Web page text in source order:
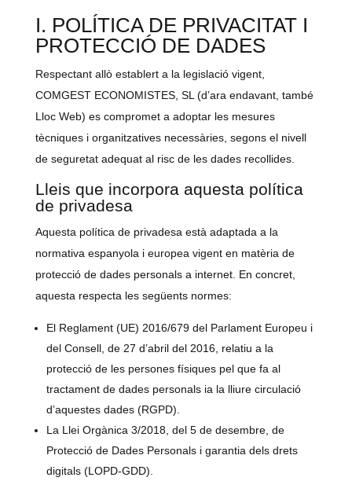
I. POLÍTICA DE PRIVACITAT I
PROTECCIÓ DE DADES
Respectant allò establert a la legislació vigent,
COMGEST ECONOMISTES, SL (d’ara endavant, també
Lloc Web) es compromet a adoptar les mesures
tècniques i organitzatives necessàries, segons el nivell
de seguretat adequat al risc de les dades recollides.
Lleis que incorpora aquesta política
de privadesa
Aquesta política de privadesa està adaptada a la
normativa espanyola i europea vigent en matèria de
protecció de dades personals a internet. En concret,
aquesta respecta les següents normes:
El Reglament (UE) 2016/679 del Parlament Europeu i
del Consell, de 27 d’abril del 2016, relatiu a la
protecció de les persones físiques pel que fa al
tractament de dades personals ia la lliure circulació
d’aquestes dades (RGPD).
La Llei Orgànica 3/2018, del 5 de desembre, de
Protecció de Dades Personals i garantia dels drets
digitals (LOPD-GDD).